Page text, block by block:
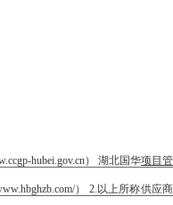
hubei.gov.cn） 湖北国华项目管
） 2.以上所称供应商